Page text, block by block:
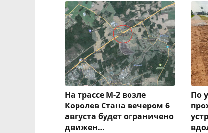
На трассе М-2 возле
Королев Стана вечером 6
августа будет ограничено
движен…
По